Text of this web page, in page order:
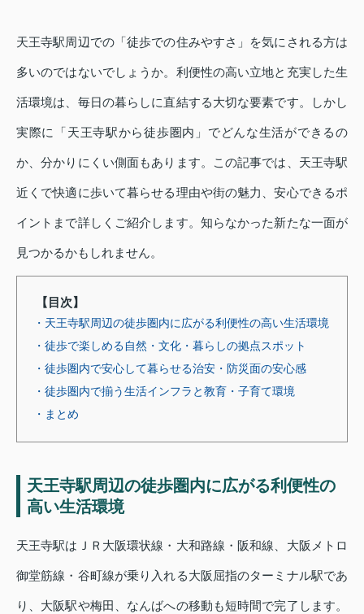
天王寺駅周辺での「徒歩での住みやすさ」を気にされる方は
多いのではないでしょうか。利便性の高い立地と充実した生
活環境は、毎日の暮らしに直結する大切な要素です。しかし
実際に「天王寺駅から徒歩圏内」でどんな生活ができるの
か、分かりにくい側面もあります。この記事では、天王寺駅
近くで快適に歩いて暮らせる理由や街の魅力、安心できるポ
イントまで詳しくご紹介します。知らなかった新たな一面が
見つかるかもしれません。
【目次】
・天王寺駅周辺の徒歩圏内に広がる利便性の高い生活環境
・徒歩で楽しめる自然・文化・暮らしの拠点スポット
・徒歩圏内で安心して暮らせる治安・防災面の安心感
・徒歩圏内で揃う生活インフラと教育・子育て環境
・まとめ
天王寺駅周辺の徒歩圏内に広がる利便性の
高い生活環境
天王寺駅はＪＲ大阪環状線・大和路線・阪和線、大阪メトロ
御堂筋線・谷町線が乗り入れる大阪屈指のターミナル駅であ
り、大阪駅や梅田、なんばへの移動も短時間で完了します。